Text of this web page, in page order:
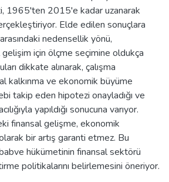
1965'ten 2015'e kadar uzanarak
Elde edilen sonuçlara
nedensellik yönü,
için ölçme seçimine oldukça
dikkate alınarak, çalışma
kalkınma ve ekonomik büyüme
takip eden hipotezi onayladığı ve
yapıldığı sonucuna varıyor.
finansal gelişme, ekonomik
bir artış garanti etmez. Bu
hükümetinin finansal sektörü
politikalarını belirlemesini öneriyor.